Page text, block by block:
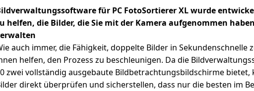
für PC FotoSortierer XL wurde
helfen, die Bilder, die Sie mit der Kamera aufgenommen
auch immer, die Fähigkeit, doppelte Bilder in Sekundenschnelle
helfen, den Prozess zu beschleunigen. Da die
zwei vollständig ausgebaute Bildbetrachtungsbildschirme bietet,
direkt überprüfen und sicherstellen, dass nur die besten im